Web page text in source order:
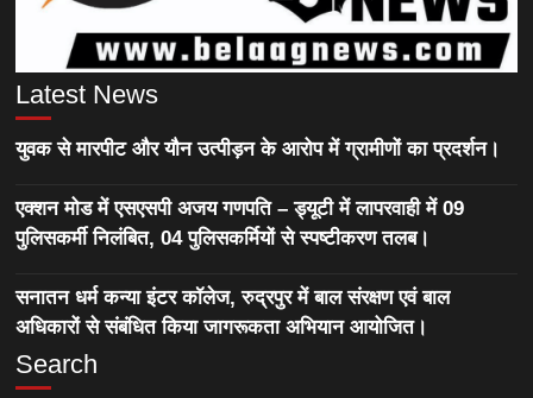
Latest News
युवक से मारपीट और यौन उत्पीड़न के आरोप में ग्रामीणों का प्रदर्शन।
एक्शन मोड में एसएसपी अजय गणपति – ड्यूटी में लापरवाही में 09
पुलिसकर्मी निलंबित, 04 पुलिसकर्मियों से स्पष्टीकरण तलब।
सनातन धर्म कन्या इंटर कॉलेज, रुद्रपुर में बाल संरक्षण एवं बाल
अधिकारों से संबंधित किया जागरूकता अभियान आयोजित।
Search